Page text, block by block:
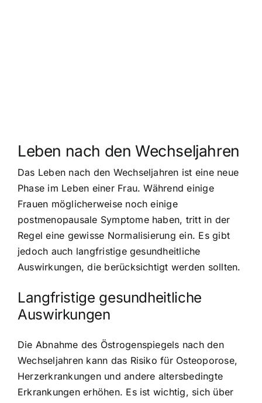
Leben nach den Wechseljahren
Das Leben nach den Wechseljahren ist eine neue
Phase im Leben einer Frau. Während einige
Frauen möglicherweise noch einige
postmenopausale Symptome haben, tritt in der
Regel eine gewisse Normalisierung ein. Es gibt
jedoch auch langfristige gesundheitliche
Auswirkungen, die berücksichtigt werden sollten.
Langfristige gesundheitliche
Auswirkungen
Die Abnahme des Östrogenspiegels nach den
Wechseljahren kann das Risiko für Osteoporose,
Herzerkrankungen und andere altersbedingte
Erkrankungen erhöhen. Es ist wichtig, sich über